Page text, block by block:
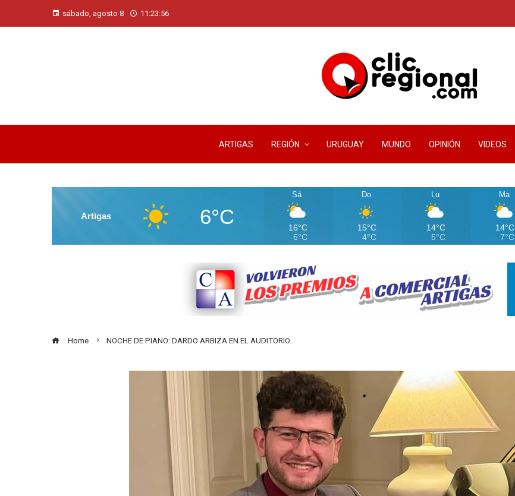
sábado, agosto 8 11:23:58
ARTIGAS REGIÓN URUGUAY MUNDO OPINIÓN VIDEOS
Artigas 6°C
Sá
16°C
6°C
Do
15°C
4°C
Lu
14°C
5°C
Ma
14°C
7°C
Home NOCHE DE PIANO: DARDO ARBIZA EN EL AUDITORIO